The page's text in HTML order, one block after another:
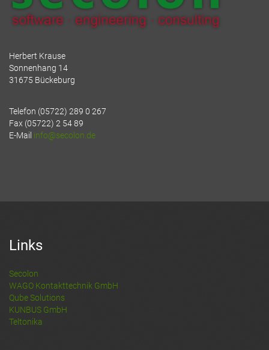
Herbert Krause
Sonnenhang 14
31675 Bückeburg
Telefon (05722) 289 0 267
Fax (05722) 2 54 89
E-Mail info@secolon.de
Links
Secolon
WAGO Kontakttechnik GmbH
Qube Solutions
KUNBUS GmbH
Teltonika